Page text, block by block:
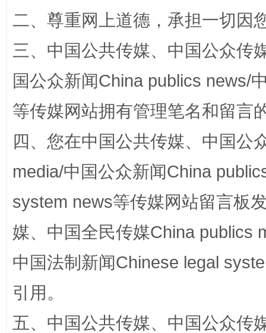
二、尊重网上道德，承担一切因
三、中国公共传媒、中国公众传
国公众新闻China publics news/
等传媒网站拥有管理笔名和留言
四、您在中国公共传媒、中国公
media/中国公众新闻China
system news等传媒网站留言板
媒、中国全民传媒China publics
中国法制新闻Chinese legal
引用。
五、中国公共传媒、中国公众传